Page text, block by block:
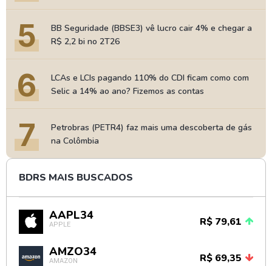
5
BB Seguridade (BBSE3) vê lucro cair 4% e chegar a
R$ 2,2 bi no 2T26
6
LCAs e LCIs pagando 110% do CDI ficam como com
Selic a 14% ao ano? Fizemos as contas
7
Petrobras (PETR4) faz mais uma descoberta de gás
na Colômbia
BDRS MAIS BUSCADOS
AAPL34
APPLE R$ 79,61
AMZO34
AMAZON R$ 69,35